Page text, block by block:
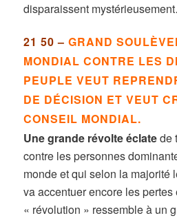
disparaissent
21 50 – GRAND
MONDIAL CONTRE LES
PEUPLE VEUT
DE DÉCISION ET VEUT
CONSEIL MONDIAL.
Une grande révolte éclatede
contre les personnes
monde et qui selon la majorité
va accentuer encore les
« révolution » ressemble à un